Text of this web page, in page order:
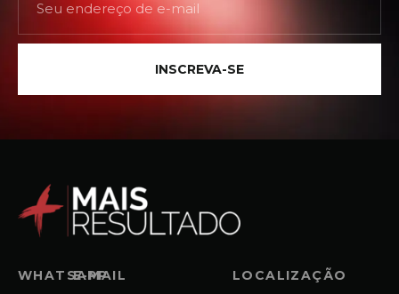
INSCREVA-SE
WHATSAPP
E-MAIL LOCALIZAÇÃO